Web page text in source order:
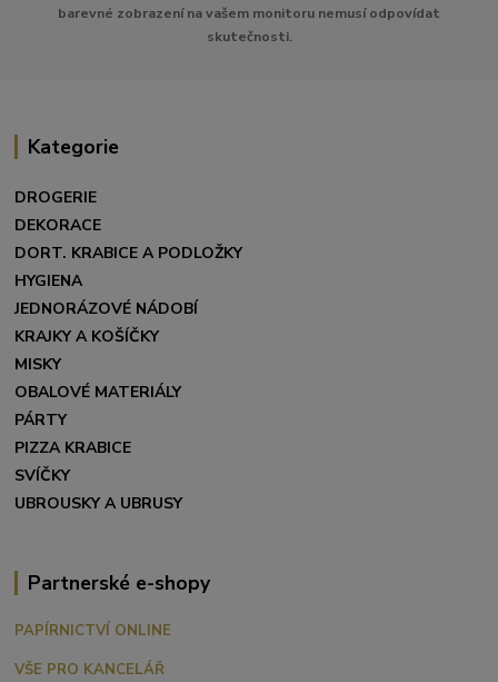
barevné zobrazení na vašem monitoru nemusí odpovídat
skutečnosti.
Kategorie
DROGERIE
DEKORACE
DORT. KRABICE A PODLOŽKY
HYGIENA
JEDNORÁZOVÉ NÁDOBÍ
KRAJKY A KOŠÍČKY
MISKY
OBALOVÉ MATERIÁLY
PÁRTY
PIZZA KRABICE
SVÍČKY
UBROUSKY A UBRUSY
Partnerské e-shopy
PAPÍRNICTVÍ ONLINE
VŠE PRO KANCELÁŘ